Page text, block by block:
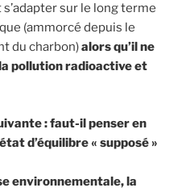
sur le long terme
(ammorcé depuis le
du charbon)alors qu’il ne
pollution radioactive et
: faut-il penser en
d’équilibre « supposé »
environnementale, la